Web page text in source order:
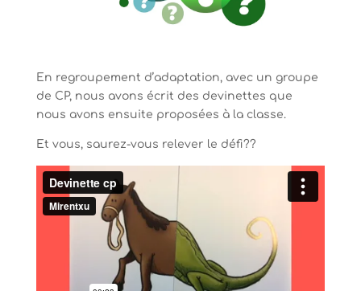
En regroupement d’adaptation, avec un groupe
de CP, nous avons écrit des devinettes que
nous avons ensuite proposées à la classe.
Et vous, saurez-vous relever le défi??